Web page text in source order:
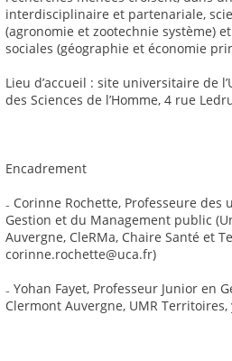
interdisciplinaire et partenariale,
(agronomie et zootechnie système)
sociales (géographie et économie
Lieu d’accueil : site universitaire de
des Sciences de l’Homme, 4 rue
Encadrement
₋ Corinne Rochette, Professeure des
Gestion et du Management public
Auvergne, CleRMa, Chaire Santé et
corinne.rochette@uca.fr)
₋ Yohan Fayet, Professeur Junior en
Clermont Auvergne, UMR